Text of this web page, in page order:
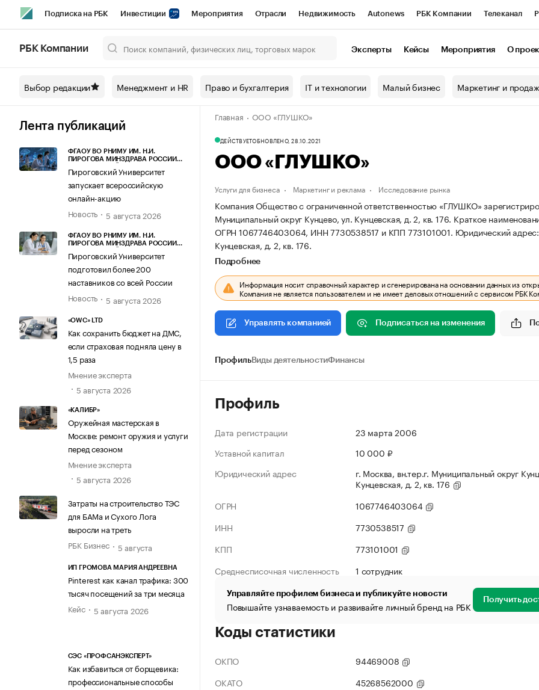
Подписка на РБК Инвестиции Мероприятия Отрасли Недвижимость Autonews РБК Компании Телеканал
Спецпроекты СПб Конференции СПб Спецпроекты Проверка контрагентов
Технологии и медиа Рынок наличной валюты
РБК Компании Эксперты Кейсы Мероприятия О
Выбор редакции Менеджмент и HR Право и бухгалтерия IT и технологии Малый бизнес Маркетинг и
Лента публикаций
ФГАОУ ВО РНИМУ ИМ. Н.И.
ПИРОГОВА МИНЗДРАВА РОССИИ
Пироговский Университет
запускает всероссийскую
онлайн-акцию
Новость
5 августа 2026
ФГАОУ ВО РНИМУ ИМ. Н.И.
ПИРОГОВА МИНЗДРАВА РОССИИ
Пироговский Университет
подготовил более 200
наставников со всей России
Новость
5 августа 2026
«OWC» LTD
Как сохранить бюджет на ДМС,
если страховая подняла цену в
1,5 раза
Мнение эксперта
5 августа 2026
«КАЛИБР»
Оружейная мастерская в
Москве: ремонт оружия и услуги
перед сезоном
Мнение эксперта
5 августа 2026
Затраты на строительство ТЭС
для БАМа и Сухого Лога
выросли на треть
РБК Бизнес
5 августа
ИП ГРОМОВА МАРИЯ АНДРЕЕВНА
Pinterest как канал трафика: 300
тысяч посещений за три месяца
Кейс
5 августа 2026
СЭС «ПРОФСАНЭКСПЕРТ»
Как избавиться от борщевика:
профессиональные способы
Главная ООО «ГЛУШКО»
ДЕЙСТВУЕТОБНОВЛЕНО, 28.10.2021
ООО «ГЛУШКО»
Услуги для бизнеса Маркетинг и реклама Исследование рынка
Компания Общество с ограниченной ответственностью «ГЛУШКО»
Муниципальный округ Кунцево, ул. Кунцевская, д. 2, кв. 176. Краткое
ОГРН 1067746403064, ИНН 7730538517 и КПП 773101001. Юридический
Кунцевская, д. 2, кв. 176.
Подробнее
Информация носит справочный характер и сгенерирована на основании данных из
Компания не является пользователем и не имеет деловых отношений с сервисом РБК
Управлять компанией Подписаться на изменения
ПрофильВиды деятельностиФинансы
Профиль
Дата регистрации
23 марта 2006
Уставной капитал
10 000 ₽
Юридический адрес
г. Москва, вн.тер.г. Муниципальный округ
Кунцевская, д. 2, кв. 176
ОГРН
1067746403064
ИНН
7730538517
КПП
773101001
Среднесписочная численность
1 сотрудник
Управляйте профилем бизнеса и публикуйте новости
Повышайте узнаваемость и развивайте личный бренд на РБК Получить
Коды статистики
ОКПО
94469008
ОКАТО
45268562000